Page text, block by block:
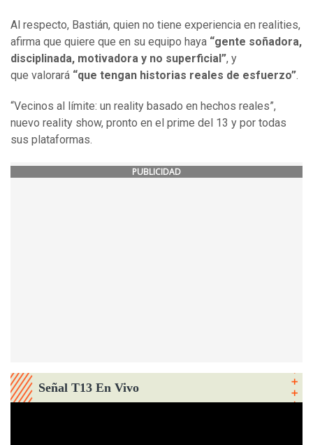
Al respecto, Bastián, quien no tiene experiencia en realities,
afirma que quiere que en su equipo haya “gente soñadora,
disciplinada, motivadora y no superficial ”, y
que valorará “que tengan historias reales de esfuerzo”.
“Vecinos al límite: un reality basado en hechos reales”,
nuevo reality show, pronto en el prime del 13 y por todas
sus plataformas.
PUBLICIDAD
Señal T13 En Vivo